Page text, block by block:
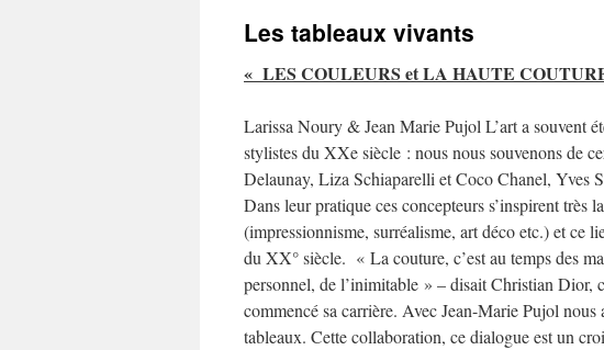
contenu
Les tableaux vivants
« LES COULEURS et LA HAUTE
Larissa Noury & Jean Marie Pujol L’art a souvent
stylistes du XXe siècle : nous nous souvenons de
Delaunay, Liza Schiaparelli et Coco Chanel, Yves
Dans leur pratique ces concepteurs s’inspirent très
(impressionnisme, surréalisme, art déco etc.) et ce
du XX° siècle. « La couture, c’est au temps des
personnel, de l’inimitable » – disait Christian Dior,
commencé sa carrière. Avec Jean-Marie Pujol
tableaux. Cette collaboration, ce dialogue est un